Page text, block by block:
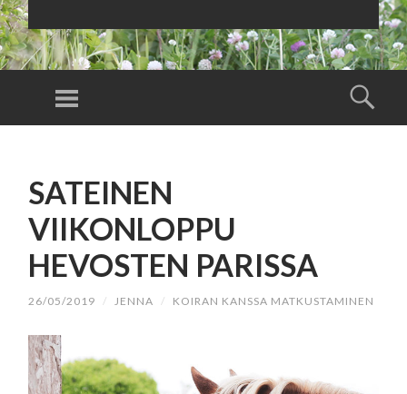
Valikko
SATEINEN
VIIKONLOPPU
HEVOSTEN PARISSA
26/05/2019 / JENNA / KOIRAN KANSSA MATKUSTAMINEN